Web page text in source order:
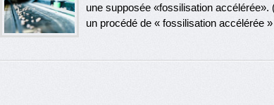
une supposée «fossilisation accélérée».
un procédé de « fossilisation accélérée